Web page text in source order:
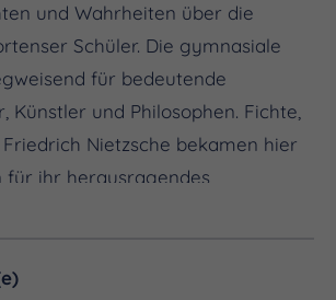
und Wahrheiten über die
Schüler. Die gymnasiale
für bedeutende
Künstler und Philosophen. Fichte,
Friedrich Nietzsche bekamen hier
für ihr herausragendes